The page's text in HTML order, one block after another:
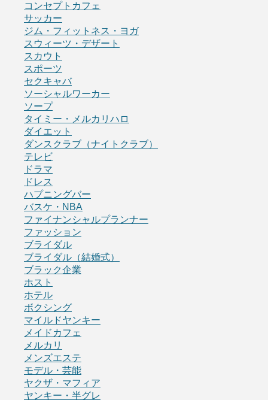
コンセプトカフェ
サッカー
ジム・フィットネス・ヨガ
スウィーツ・デザート
スカウト
スポーツ
セクキャバ
ソーシャルワーカー
ソープ
タイミー・メルカリハロ
ダイエット
ダンスクラブ（ナイトクラブ）
テレビ
ドラマ
ドレス
ハプニングバー
バスケ・NBA
ファイナンシャルプランナー
ファッション
ブライダル
ブライダル（結婚式）
ブラック企業
ホスト
ホテル
ボクシング
マイルドヤンキー
メイドカフェ
メルカリ
メンズエステ
モデル・芸能
ヤクザ・マフィア
ヤンキー・半グレ